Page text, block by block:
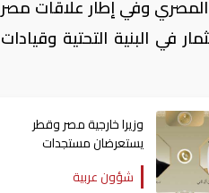
المصري وفي إطار علاقات مصر
في البنية التحتية وقيادات
وزيرا خارجية مصر وقطر
يستعرضان مستجدات
التحركات الإقليمية
شؤون عربية